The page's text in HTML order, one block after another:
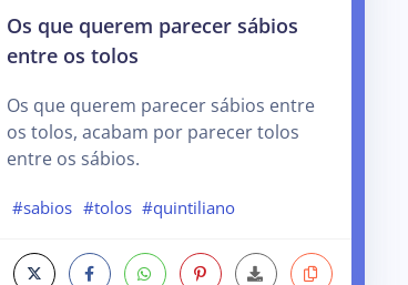
Os que querem parecer sábios
entre os tolos
Os que querem parecer sábios entre
os tolos, acabam por parecer tolos
entre os sábios.
#sabios #tolos #quintiliano